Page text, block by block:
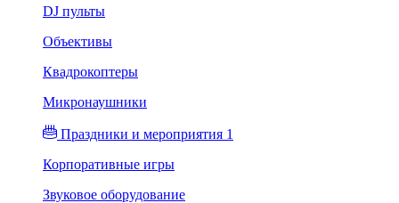
DJ пульты
Объективы
Квадрокоптеры
Микронаушники
Праздники и мероприятия 1
Корпоративные игры
Звуковое оборудование